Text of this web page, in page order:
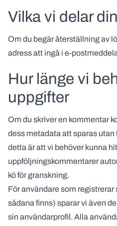
Vilka vi delar
Om du begär återställning av
adress att ingå i e-
Hur länge vi
uppgifter
Om du skriver en kommentar
dess metadata att sparas
detta är att vi behöver kunna
uppföljningskommentarer
kö för granskning.
För användare som
sådana finns) sparar vi även
sin användarprofil. Alla